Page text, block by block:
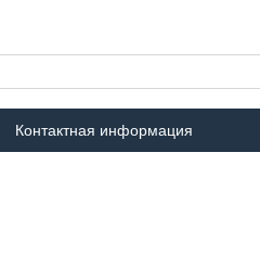
Контактная информация